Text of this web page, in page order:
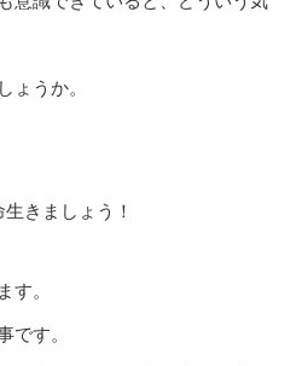
ょうか。
きましょう！
す。
です。